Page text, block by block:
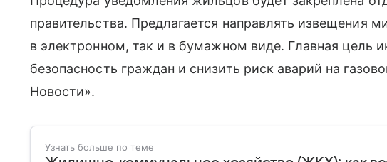
правительства. Предлагается направлять извещения
в электронном, так и в бумажном виде. Главная цель
безопасность граждан и снизить риск аварий на
Новости».
Узнать больше по теме